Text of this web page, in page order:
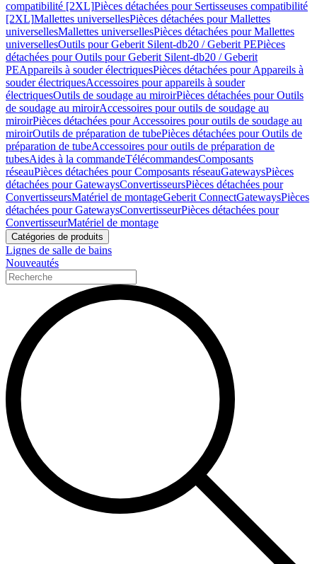
compatibilité [2XL]Pièces détachées pour Sertisseuses compatibilité
[2XL]Mallettes universellesPièces détachées pour Mallettes
universellesMallettes universellesPièces détachées pour Mallettes
universellesOutils pour Geberit Silent-db20 / Geberit PEPièces
détachées pour Outils pour Geberit Silent-db20 / Geberit
PEAppareils à souder électriquesPièces détachées pour Appareils à
souder électriquesAccessoires pour appareils à souder
électriquesOutils de soudage au miroirPièces détachées pour Outils
de soudage au miroirAccessoires pour outils de soudage au
miroirPièces détachées pour Accessoires pour outils de soudage au
miroirOutils de préparation de tubePièces détachées pour Outils de
préparation de tubeAccessoires pour outils de préparation de
tubesAides à la commandeTélécommandesComposants
réseauPièces détachées pour Composants réseauGatewaysPièces
détachées pour GatewaysConvertisseursPièces détachées pour
ConvertisseursMatériel de montageGeberit ConnectGatewaysPièces
détachées pour GatewaysConvertisseurPièces détachées pour
ConvertisseurMatériel de montage
Catégories de produits
Lignes de salle de bains
Nouveautés